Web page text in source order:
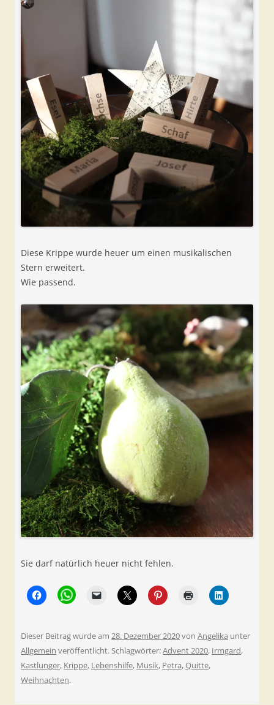
Diese Krippe wurde heuer um einen musikalischen
Stern erweitert.
Wie passend.
Sie darf natürlich heuer nicht fehlen.
Dieser Beitrag wurde am 28. Dezember 2020von Angelika unter
Allgemein veröffentlicht. Schlagwörter:Advent 2020, Irmgard,
Kastlunger, Krippe, Lebenshilfe, Musik, Petra,Quitte,
Weihnachten.